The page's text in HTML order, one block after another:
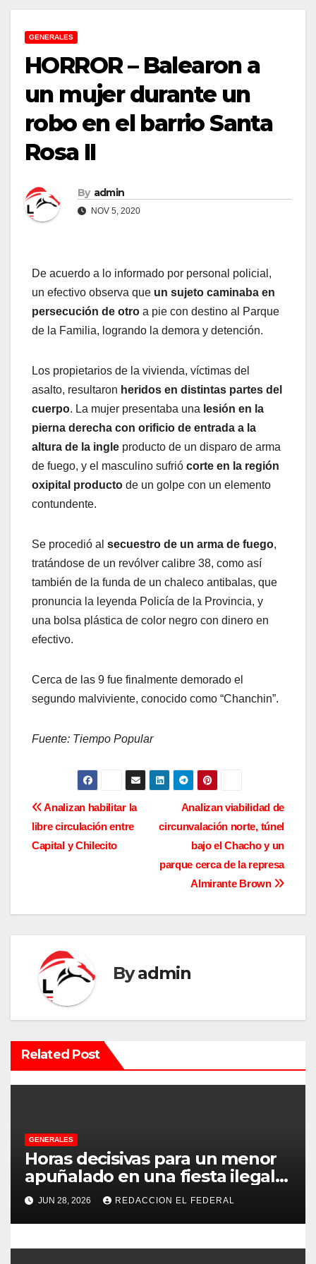
GENERALES
HORROR – Balearon a
un mujer durante un
robo en el barrio Santa
Rosa II
By admin
NOV 5, 2020
De acuerdo a lo informado por personal policial,
un efectivo observa que un sujeto caminaba en
persecución de otro a pie con destino al Parque
de la Familia, logrando la demora y detención.
Los propietarios de la vivienda, víctimas del
asalto, resultaron heridos en distintas partes del
cuerpo. La mujer presentaba una lesión en la
pierna derecha con orificio de entrada a la
altura de la ingle producto de un disparo de arma
de fuego, y el masculino sufrió corte en la región
oxipital producto de un golpe con un elemento
contundente.
Se procedió al secuestro de un arma de fuego,
tratándose de un revólver calibre 38, como así
también de la funda de un chaleco antibalas, que
pronuncia la leyenda Policía de la Provincia, y
una bolsa plástica de color negro con dinero en
efectivo.
Cerca de las 9 fue finalmente demorado el
segundo malviviente, conocido como “Chanchin”.
Fuente: Tiempo Popular
N
a
a
c
i
ó
n
e
e
n
t
r
Analizan viabilidad de
circunvalación norte, túnel
bajo el Chacho y un
parque cerca de la represa
Almirante Brown
Analizan habilitar la
libre circulación entre
Capital y Chilecito
Byadmin
Related Post
GENERALES
Horas decisivas para un menor
apuñalado en una fiesta ilegal
con más de 500 asistentes en
Chilecito
JUN 28, 2026 REDACCION EL FEDERAL